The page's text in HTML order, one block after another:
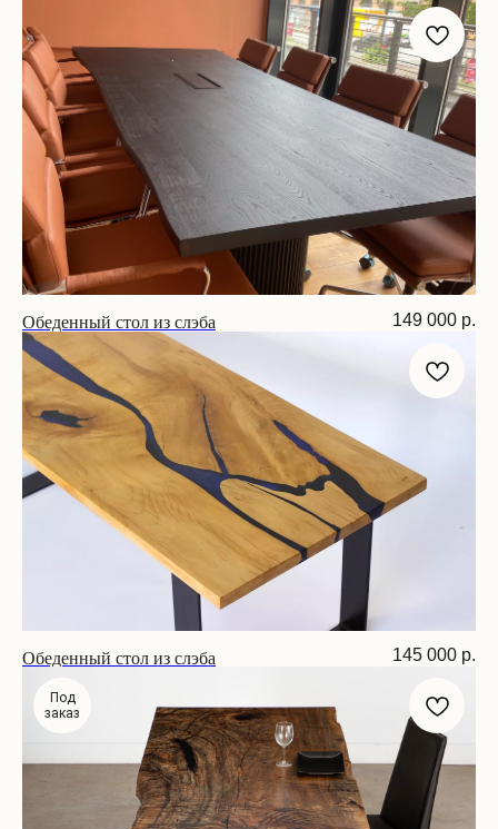
Обеденный стол из слэба
Размер: 210х85х75 см
149 000 р.
Обеденный стол из слэба 145 000 р.
Под
заказ